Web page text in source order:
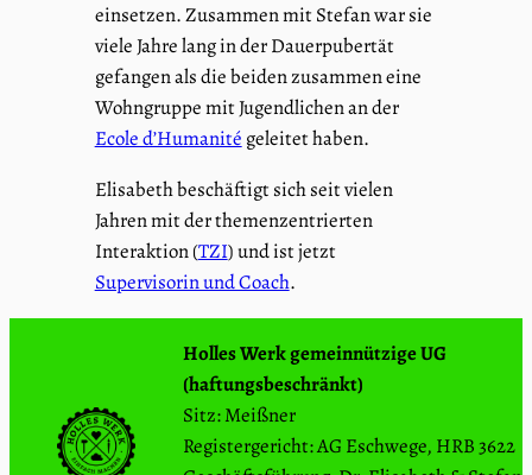
einsetzen. Zusammen mit Stefan war sie
viele Jahre lang in der Dauerpubertät
gefangen als die beiden zusammen eine
Wohngruppe mit Jugendlichen an der
Ecole d’Humanité geleitet haben.
Elisabeth beschäftigt sich seit vielen
Jahren mit der themenzentrierten
Interaktion (TZI) und ist jetzt
Supervisorin und Coach.
Holles Werk gemeinnützige UG
(haftungsbeschränkt)
Sitz: Meißner
Registergericht: AG Eschwege, HRB 3622